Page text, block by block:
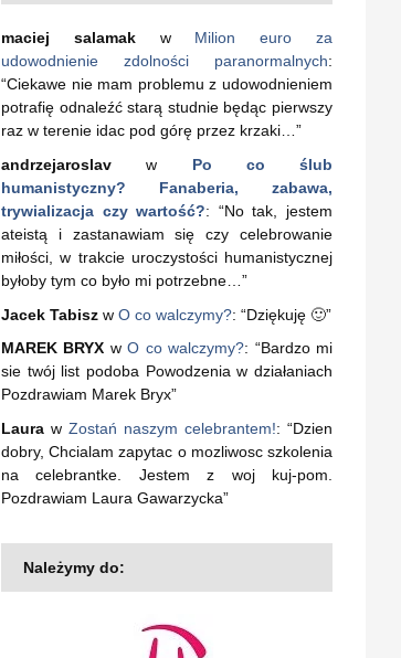
maciej salamakw Milion euro za
udowodnienie zdolności paranormalnych:
“Ciekawe nie mam problemu z udowodnieniem
potrafię odnaleźć starą studnie będąc pierwszy
raz w terenie idac pod górę przez krzaki… ”
andrzejaroslav w Po co ślub
humanistyczny? Fanaberia, zabawa,
trywializacja czy wartość?: “No tak, jestem
ateistą i zastanawiam się czy celebrowanie
miłości, w trakcie uroczystości humanistycznej
byłoby tym co było mi potrzebne… ”
Jacek Tabisz w O co walczymy?: “Dziękuję 🙂”
MAREK BRYX wO co walczymy?: “Bardzo mi
sie twój list podoba Powodzenia w działaniach
Pozdrawiam Marek Bryx”
Laura w Zostań naszym celebrantem!: “Dzien
dobry, Chcialam zapytac o mozliwosc szkolenia
na celebrantke. Jestem z woj kuj-pom.
Pozdrawiam Laura Gawarzycka”
Należymy do: